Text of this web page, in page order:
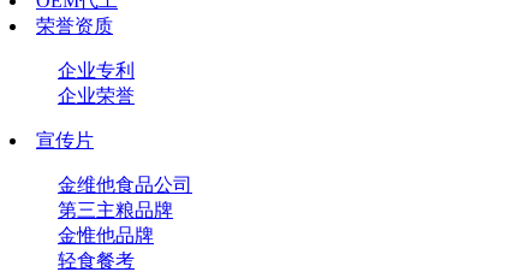
荣誉资质
企业专利
企业荣誉
宣传片
金维他食品公司
第三主粮品牌
金惟他品牌
轻食餐考